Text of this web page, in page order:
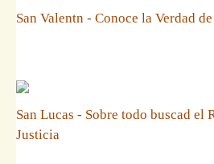
San Valentn - Conoce la Verdad
San Lucas - Sobre todo buscad el
Justicia